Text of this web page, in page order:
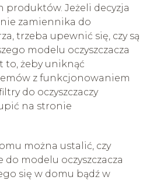
produktów. Jeżeli decyzja
zamiennika do
trzeba upewnić się, czy są
modelu oczyszczacza
to, żeby uniknąć
z funkcjonowaniem
do oczyszczaczy
na stronie
można ustalić, czy
modelu oczyszczacza
się w domu bądź w